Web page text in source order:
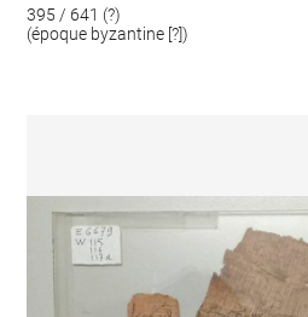
395 / 641 (?)
(époque byzantine [?])